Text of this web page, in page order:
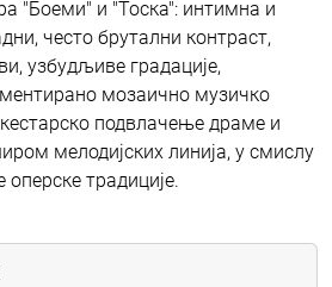
"Боеми" и "Тоска": интимна и
често брутални контраст,
узбудљиве градације,
мозаично музичко
подвлачење драме и
мелодијских линија, у смислу
оперске традиције.